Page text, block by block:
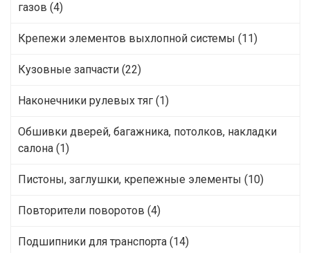
газов (4)
Крепежи элементов выхлопной системы (11)
Кузовные запчасти (22)
Наконечники рулевых тяг (1)
Обшивки дверей, багажника, потолков, накладки
салона (1)
Пистоны, заглушки, крепежные элементы (10)
Повторители поворотов (4)
Подшипники для транспорта (14)